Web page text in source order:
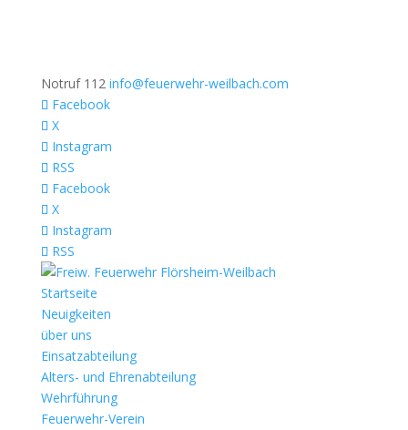
Notruf 112 info@feuerwehr-weilbach.com
Facebook
X
Instagram
RSS
Facebook
X
Instagram
RSS
Startseite
Neuigkeiten
über uns
Einsatzabteilung
Alters- und Ehrenabteilung
Wehrführung
Feuerwehr-Verein